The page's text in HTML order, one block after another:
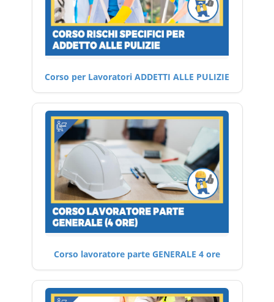
Corso per Lavoratori ADDETTI ALLE PULIZIE
Corso lavoratore parte GENERALE 4 ore